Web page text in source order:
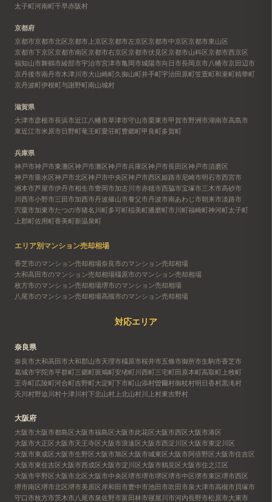
太子町河南町千早赤阪村
京都府
京都市京都市北区京都市上京区京都市左京区京都市中京区京都市東山区
京都市下京区京都市南区京都市右京区京都市伏見区京都市山科区京都市西京区
福知山市舞鶴市綾部市宇治市宮津市亀岡市城陽市向日市長岡京市八幡市京田辺市
京丹後市南丹市木津川市大山崎町久御山町井手町宇治田原町笠置町和束町精華町
京丹波町伊根町与謝野町南山城村
滋賀県
大津市彦根市長浜市近江八幡市草津市守山市栗東市甲賀市野洲市湖南市高島市
東近江市米原市日野町竜王町愛荘町豊郷町甲良町多賀町
兵庫県
神戸市神戸市東灘区神戸市灘区神戸市兵庫区神戸市長田区神戸市須磨区
神戸市垂水区神戸市北区神戸市中央区神戸市西区姫路市尼崎市明石市西宮市
洲本市芦屋市伊丹市相生市豊岡市加古川市赤穂市西脇市宝塚市三木市高砂市
川西市小野市三田市加西市丹波篠山市養父市丹波市南あわじ市朝来市淡路市
宍粟市加東市たつの市猪名川町多可町稲美町播磨町市川町福崎町神河町太子町
上郡町佐用町香美町新温泉町
エリア別マンション売却相場
香芝市のマンション売却相場奈良市のマンション売却相場
大和高田市のマンション売却相場橿原市のマンション売却相場
枚方市のマンション売却相場堺市のマンション売却相場
八尾市のマンション売却相場高槻市のマンション売却相場
対応エリア
奈良県
奈良市大和高田市大和郡山市天理市橿原市桜井市五條市御所市生駒市香芝市
葛城市宇陀市平群町三郷町斑鳩町安堵町川西町三宅町田原本町高取町 上牧町
王寺町広陵町河合町吉野町大淀町下市町山添村曽爾村御杖村明日香村黒滝村
天川村野迫川村十津川村下北山村 上北山村川上村東吉野村
大阪府
大阪市大阪市都島区大阪市福島区大阪市此花区大阪市西区大阪市港区
大阪市大正区大阪市天王寺区大阪市浪速区大阪市西淀川区大阪市東淀川区
大阪市東成区大阪市生野区大阪市旭区大阪市城東区大阪市阿倍野区大阪市住吉区
大阪市東住吉区大阪市西成区大阪市淀川区大阪市鶴見区大阪市住之江区
大阪市平野区大阪市北区大阪市中央区堺市堺市堺区堺市中区堺市東区堺市西区
堺市南区堺市北区堺市美原区岸和田市豊中市池田市吹田市泉大津市高槻市 貝塚市
守口市枚方市茨木市八尾市泉佐野市富田林市寝屋川市河内長野市松原市大東市